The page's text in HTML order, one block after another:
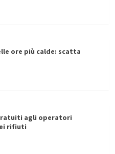
ore più calde: scatta
agli operatori
rifiuti